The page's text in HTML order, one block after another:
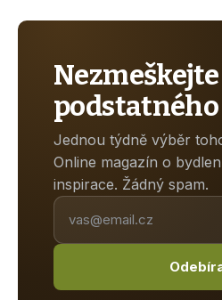
podstatného
Jednou týdně výběr
Online magazín o
inspirace. Žádný spam.